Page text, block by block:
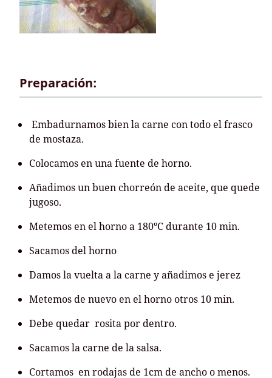
Preparación:
Embadurnamos bien la carne con todo el frasco
de mostaza.
Colocamos en una fuente de horno.
Añadimos un buen chorreón de aceite, que quede
jugoso.
Metemos en el horno a 180ºC durante 10 min.
Sacamos del horno
Damos la vuelta a la carne y añadimos e jerez
Metemos de nuevo en el horno otros 10 min.
Debe quedar rosita por dentro.
Sacamos la carne de la salsa.
Cortamos en rodajas de 1cm de ancho o menos.